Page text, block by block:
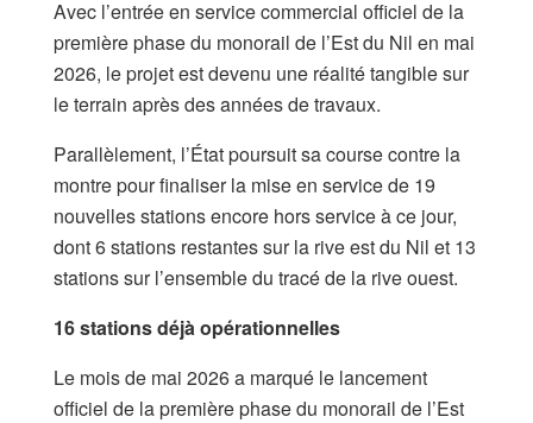
​Avec l’entrée en service commercial officiel de la
première phase du monorail de l’Est du Nil en mai
2026, le projet est devenu une réalité tangible sur
le terrain après des années de travaux.
Parallèlement, l’État poursuit sa course contre la
montre pour finaliser la mise en service de 19
nouvelles stations encore hors service à ce jour,
dont 6 stations restantes sur la rive est du Nil et 13
stations sur l’ensemble du tracé de la rive ouest.
​16 stations déjà opérationnelles
​Le mois de mai 2026 a marqué le lancement
officiel de la première phase du monorail de l’Est